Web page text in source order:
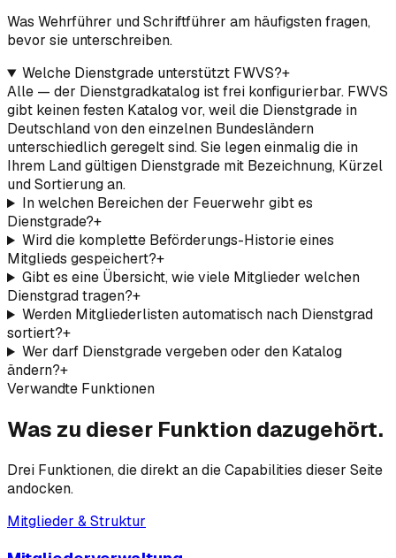
Was Wehrführer und Schriftführer am häufigsten fragen,
bevor sie unterschreiben.
Welche Dienstgrade unterstützt FWVS?+
Alle — der Dienstgradkatalog ist frei konfigurierbar. FWVS
gibt keinen festen Katalog vor, weil die Dienstgrade in
Deutschland von den einzelnen Bundesländern
unterschiedlich geregelt sind. Sie legen einmalig die in
Ihrem Land gültigen Dienstgrade mit Bezeichnung, Kürzel
und Sortierung an.
In welchen Bereichen der Feuerwehr gibt es
Dienstgrade?+
Wird die komplette Beförderungs-Historie eines
Mitglieds gespeichert?+
Gibt es eine Übersicht, wie viele Mitglieder welchen
Dienstgrad tragen?+
Werden Mitgliederlisten automatisch nach Dienstgrad
sortiert?+
Wer darf Dienstgrade vergeben oder den Katalog
ändern?+
Verwandte Funktionen
Was zu dieser Funktion dazugehört.
Drei Funktionen, die direkt an die Capabilities dieser Seite
andocken.
Mitglieder & Struktur